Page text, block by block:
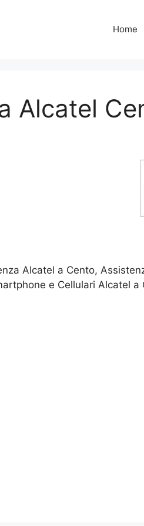
Home
Alcatel
Alcatel a Cento,
e Cellulari Alcatel a